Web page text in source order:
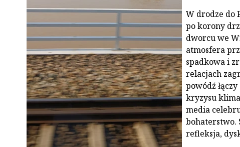
W drodze do
po korony
dworcu we
atmosfera
spadkowa i
relacjach
powódź
kryzysu
media
bohaterstwo.
refleksja,